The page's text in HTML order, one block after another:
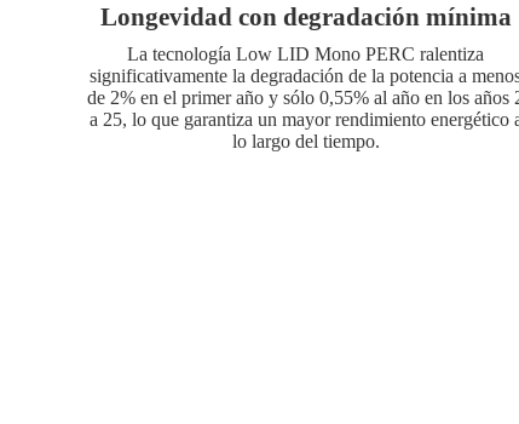
Longevidad con degradación mínima
La tecnología Low LID Mono PERC ralentiza
significativamente la degradación de la potencia a
de 2% en el primer año y sólo 0,55% al año en los años
a 25, lo que garantiza un mayor rendimiento energético
lo largo del tiempo.